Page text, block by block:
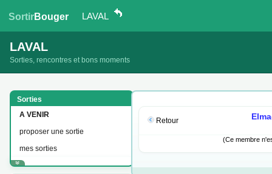
SortirBouger LAVAL
LAVAL
Sorties, rencontres et bons moments
Sorties
A VENIR
proposer une sortie
mes sorties
Retour
(Ce membre